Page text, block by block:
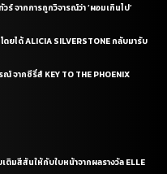
ร์ จากการถูกวิจารณ์ว่า ‘ผอมเกินไป’
ยได้ ALICIA SILVERSTONE กลับมารับ
จากซีรี่ส์ KEY TO THE PHOENIX
ติมสีสันให้กับใบหน้าจากผลรางวัล ELLE